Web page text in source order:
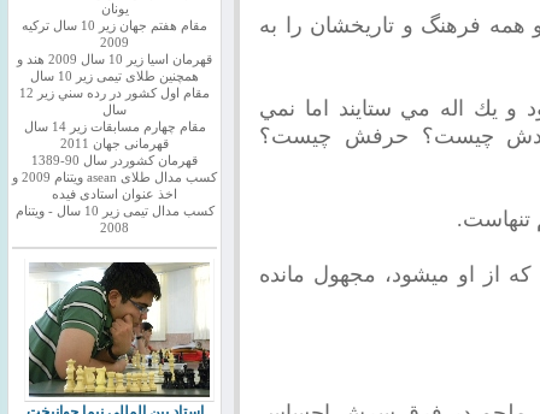
فرهنگ و تاريخشان را به
و يك اله مي ستايند اما نمي
چيست؟ حرفش چيست؟
تنهاست.
از او ميشود، مجهول مانده
یونان
مقام هفتم جهان زیر 10 سال ترکیه
2009
قهرمان اسيا زیر 10 سال 2009 هند و
همچنین طلای تیمی زیر 10 سال
مقام اول كشور در رده سني زير 12
سال
مقام چهارم مسابقات زیر 14 سال
قهرمانی جهان 2011
قهرمان کشوردر سال 90-1389
کسب مدال طلای asean ویتنام 2009 و
اخذ عنوان استادی فیده
کسب مدال تیمی زیر 10 سال - ویتنام
2008